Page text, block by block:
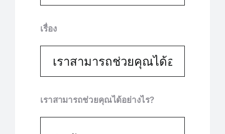
เรื่อง
เราสามารถช่วยคุณได้อย่างไร?